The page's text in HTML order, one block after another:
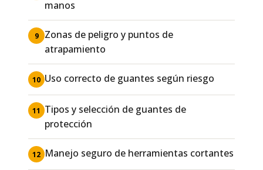
manos
9
Zonas de peligro y puntos de
atrapamiento
10 Uso correcto de guantes según riesgo
11 Tipos y selección de guantes de
protección
12 Manejo seguro de herramientas cortantes